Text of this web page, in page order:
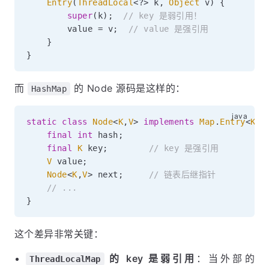
Entry( ThreadLocal<?> k , Object v)
{
super( k) ;
// key 是弱引用！
        value
= v;
// value 是强引用
}
}
而 HashMap 的 Node 源码是这样的：
static class Node<K,V> implements Map . Entry<K
final
int hash ;
final
K key;
// key 是强引用
V value;
Node<K ,V> next ;
// 链表后继指针
// ...
}
这个差异非常关键：
ThreadLocalMap 的 key 是弱引用 ：当外部的